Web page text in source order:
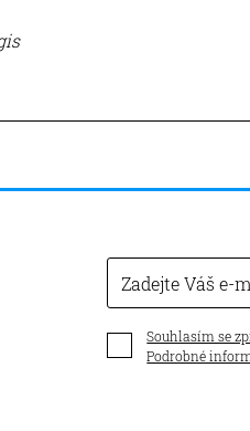
Zadejte Váš e-
Souhlasím se
Podrobné